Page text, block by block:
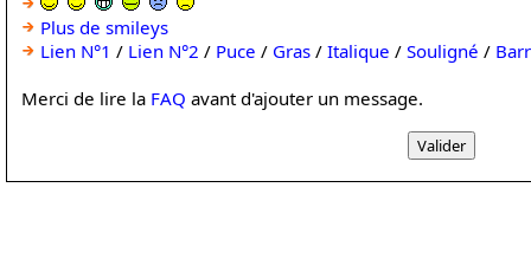
Plus de smileys
Lien N°1 / Lien N°2 / Puce / Gras / Italique / Souligné /
Merci de lire la FAQ avant d'ajouter un message.